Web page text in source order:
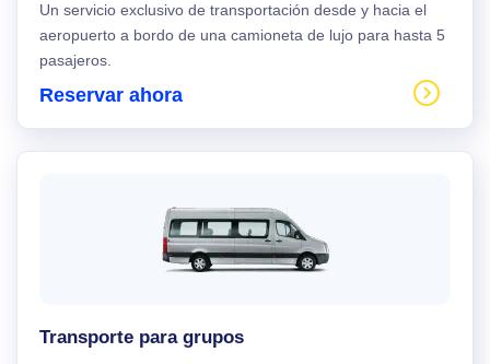
Un servicio exclusivo de transportación desde y hacia el
aeropuerto a bordo de una camioneta de lujo para hasta 5
pasajeros.
Reservar ahora
Transporte para grupos